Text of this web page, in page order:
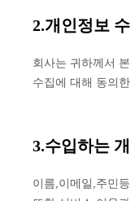
2.개인정보
회사는 귀하께서
수집에 대해 동의
3.수입하는
이름,이메일,주민